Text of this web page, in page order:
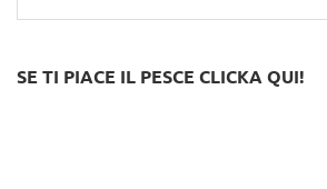
for:
SE TI PIACE IL PESCE CLICKA QUI!